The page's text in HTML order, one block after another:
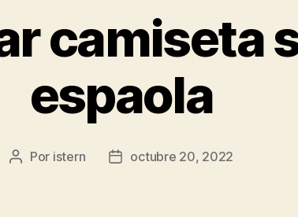
camiseta
espaola
Autor
Por istern
Fechaoctubre 20, 2022